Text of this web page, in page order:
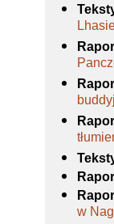
w